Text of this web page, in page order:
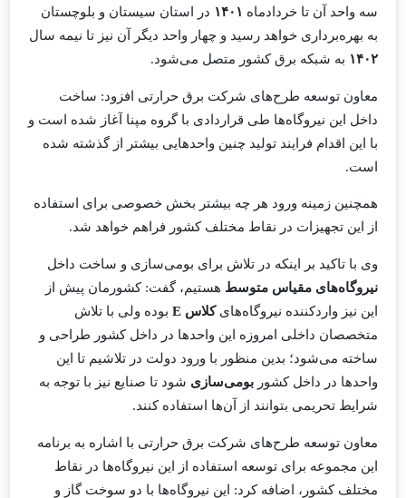
سه واحد آن تا خردادماه ۱۴۰۱ در استان سیستان و بلوچستان
به بهره‌برداری خواهد رسید و چهار واحد دیگر آن نیز تا نیمه سال
۱۴۰۲ به شبکه برق کشور متصل می‌شود.
معاون توسعه طرح‌های شرکت برق حرارتی افزود: ساخت
داخل این نیروگاه‌ها طی قراردادی با گروه مپنا آغاز شده است و
با این اقدام فرایند تولید چنین واحدهایی بیشتر از گذشته شده
است.
همچنین زمینه ورود هر چه بیشتر بخش خصوصی برای استفاده
از این تجهیزات در نقاط مختلف کشور فراهم خواهد شد.
وی با تاکید بر اینکه در تلاش برای بومی‌سازی و ساخت داخل
نیروگاه‌های مقیاس متوسط هستیم، گفت: کشورمان پیش از
این نیز واردکننده نیروگاه‌هایکلاس E
بوده ولی با تلاش
متخصصان داخلی امروزه این واحدها در داخل کشور طراحی و
ساخته می‌شود؛ بدین منظور با ورود دولت در تلاشیم تا این
واحدها در داخل کشور بومی‌سازی شود تا صنایع نیز با توجه به
شرایط تحریمی بتوانند از آن‌ها استفاده کنند.
معاون توسعه طرح‌های شرکت برق حرارتی با اشاره به برنامه
این مجموعه برای توسعه استفاده از این نیروگاه‌ها در نقاط
مختلف کشور، اضافه کرد: این نیروگاه‌ها با دو سوخت گاز و